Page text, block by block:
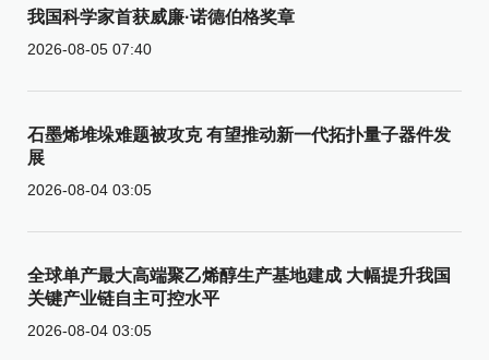
我国科学家首获威廉·诺德伯格奖章
2026-08-05 07:40
石墨烯堆垛难题被攻克 有望推动新一代拓扑量子器件发
展
2026-08-04 03:05
全球单产最大高端聚乙烯醇生产基地建成 大幅提升我国
关键产业链自主可控水平
2026-08-04 03:05